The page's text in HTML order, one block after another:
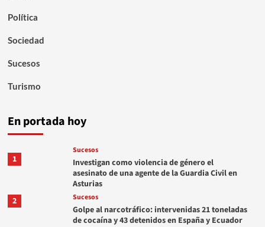
Política
Sociedad
Sucesos
Turismo
En portada hoy
1
Sucesos
Investigan como violencia de género el
asesinato de una agente de la Guardia Civil en
Asturias
2
Sucesos
Golpe al narcotráfico: intervenidas 21 toneladas
de cocaína y 43 detenidos en España y Ecuador